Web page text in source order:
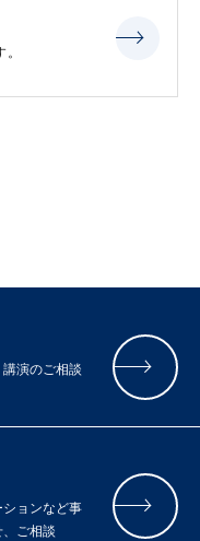
演のご相談
ョンなど事
ご相談